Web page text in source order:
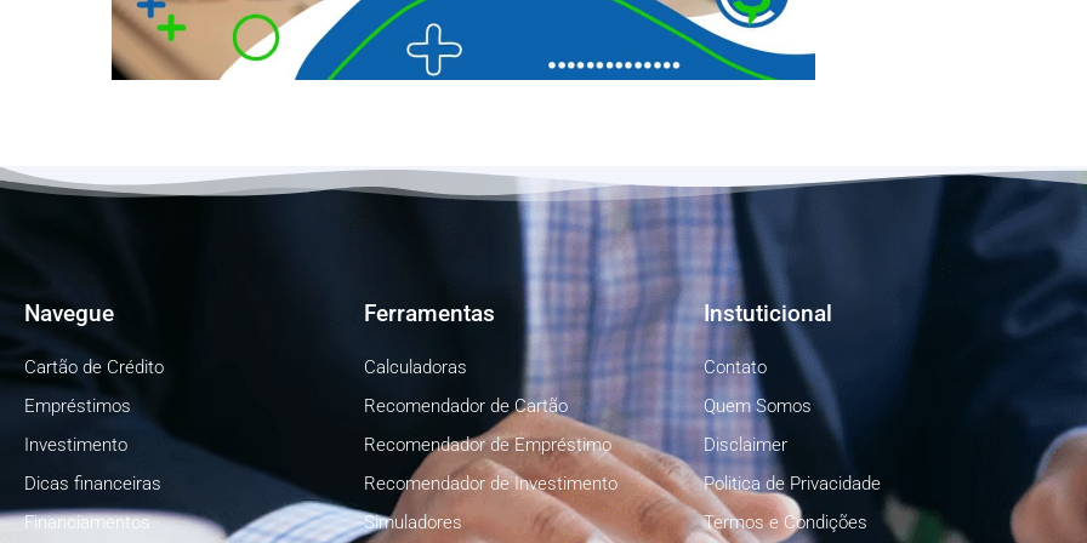
Navegue
Cartão de Crédito
Empréstimos
Investimento
Dicas financeiras
Financiamentos
Ferramentas
Calculadoras
Recomendador de Cartão
Recomendador de Empréstimo
Recomendador de Investimento
Simuladores
Instuticional
Contato
Quem Somos
Disclaimer
Politica de Privacidade
Termos e Condições